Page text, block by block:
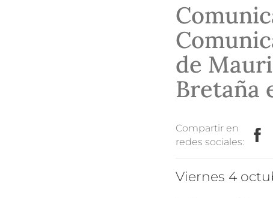
de
Bretaña
Compartir en
redes sociales:
viernes 4